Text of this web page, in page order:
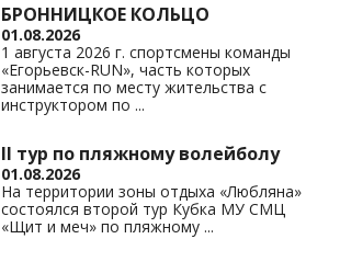
БРОННИЦКОЕ КОЛЬЦО
01.08.2026
1 августа 2026 г. спортсмены команды
«Егорьевск-RUN», часть которых
занимается по месту жительства с
инструктором по ...
II тур по пляжному волейболу
01.08.2026
На территории зоны отдыха «Любляна»
состоялся второй тур Кубка МУ СМЦ
«Щит и меч» по пляжному ...